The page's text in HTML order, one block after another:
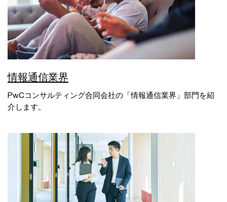
情報通信業界
PwCコンサルティング合同会社の「情報通信業界」部門を紹
介します。